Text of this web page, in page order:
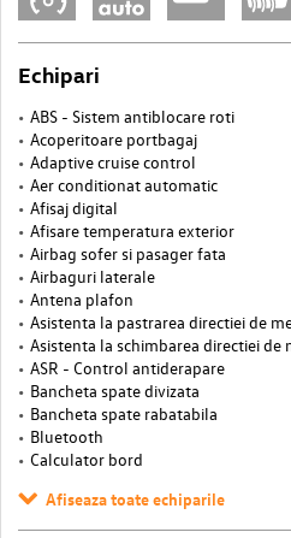
Echipari
ABS - Sistem antiblocare roti
Acoperitoare portbagaj
Adaptive cruise control
Aer conditionat automatic
Afisaj digital
Afisare temperatura exterior
Airbag sofer si pasager fata
Airbaguri laterale
Antena plafon
Asistenta la pastrarea directiei de
Asistenta la schimbarea directiei de
ASR - Control antiderapare
Bancheta spate divizata
Bancheta spate rabatabila
Bluetooth
Calculator bord
Afiseaza toate echiparile